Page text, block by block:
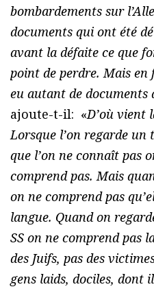
bombardements sur
documents qui ont été
avant la défaite ce que
point de perdre. Mais en
eu autant de documents
ajoute-t-il: «D’où vient
Lorsque l’on regarde un
que l’on ne connaît pas
comprend pas. Mais
on ne comprend pas
langue. Quand on
SS on ne comprend pas
des Juifs, pas des
gens laids, dociles, dont